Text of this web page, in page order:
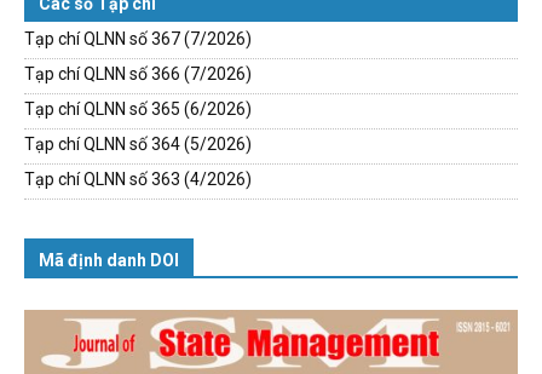
Các số Tạp chí
Tạp chí QLNN số 367 (7/2026)
Tạp chí QLNN số 366 (7/2026)
Tạp chí QLNN số 365 (6/2026)
Tạp chí QLNN số 364 (5/2026)
Tạp chí QLNN số 363 (4/2026)
Mã định danh DOI